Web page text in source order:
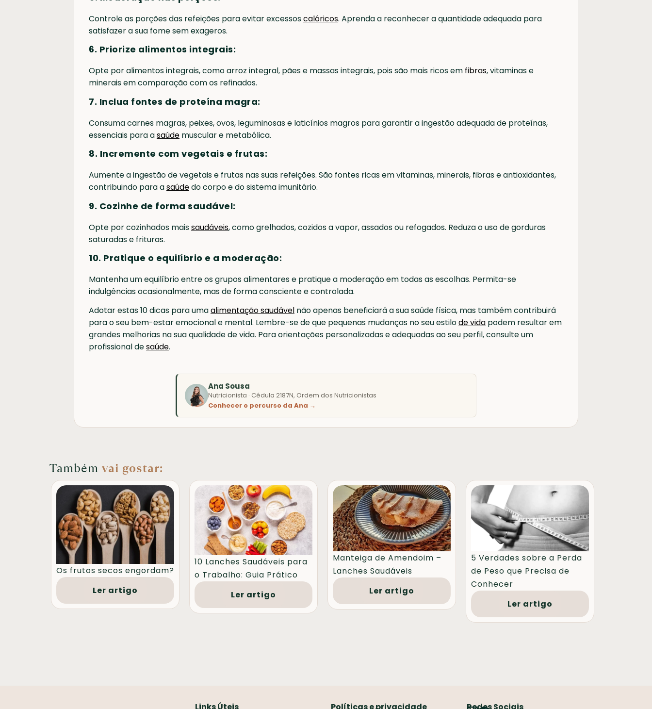
Controle as porções das refeições para evitar excessoscalóricos. Aprenda a reconhecer a quantidade adequada para
satisfazer a sua fome sem exageros.
6. Priorize alimentos integrais:
Opte por alimentos integrais, como arroz integral, pães e massas integrais, pois são mais ricos em fibras, vitaminas e
minerais em comparação com os refinados.
7. Inclua fontes de proteína magra:
Consuma carnes magras, peixes, ovos, leguminosas e laticínios magros para garantir a ingestão adequada de proteínas,
essenciais para asaúde muscular e metabólica.
8. Incremente com vegetais e frutas:
Aumente a ingestão de vegetais e frutas nas suas refeições. São fontes ricas em vitaminas, minerais, fibras e antioxidantes,
contribuindo para asaúdedo corpo e do sistema imunitário.
9. Cozinhe de forma saudável:
Opte por cozinhados maissaudáveis, como grelhados, cozidos a vapor, assados ou refogados. Reduza o uso de gorduras
saturadas e frituras.
10. Pratique o equilíbrio e a moderação:
Mantenha um equilíbrio entre os grupos alimentares e pratique a moderação em todas as escolhas. Permita-se
indulgências ocasionalmente, mas de forma consciente e controlada.
Adotar estas 10 dicas para umaalimentação saudável não apenas beneficiará a sua saúde física, mas também contribuirá
para o seu bem-estar emocional e mental. Lembre-se de que pequenas mudanças no seu estilode vida podem resultar em
grandes melhorias na sua qualidade de vida. Para orientações personalizadas e adequadas ao seu perfil, consulte um
profissional desaúde.
Ana Sousa
Nutricionista · Cédula 2187N, Ordem dos Nutricionistas
Conhecer o percurso da Ana →
Também vai gostar:
Os frutos secos engordam?
Ler artigo
10 Lanches Saudáveis para
o Trabalho: Guia Prático
Ler artigo
Manteiga de Amendoim –
Lanches Saudáveis
Ler artigo
5 Verdades sobre a Perda
de Peso que Precisa de
Conhecer
Ler artigo